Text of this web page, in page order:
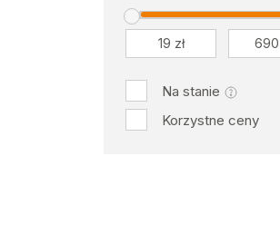
Na stanie
Korzystne ceny